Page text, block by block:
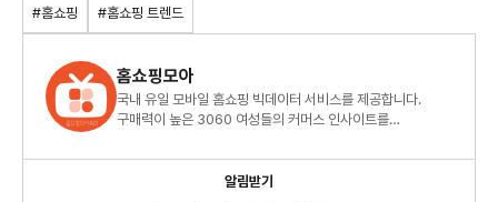
#홈쇼핑 #홈쇼핑 트렌드
홈쇼핑모아
국내 유일 모바일 홈쇼핑 빅데이터 서비스를 제공합니다.
구매력이 높은 3060 여성들의 커머스 인사이트를
알림받기